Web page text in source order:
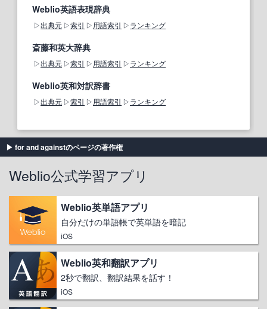
Weblio英語表現辞典
出典元 索引 用語索引 ランキング
斎藤和英大辞典
出典元 索引 用語索引 ランキング
Weblio英和対訳辞書
出典元 索引 用語索引 ランキング
for and againstのページの著作権
Weblio公式学習アプリ
Weblio英単語アプリ
自分だけの単語帳で英単語を暗記
iOS
Weblio英和翻訳アプリ
2秒で翻訳、翻訳結果を話す！
iOS